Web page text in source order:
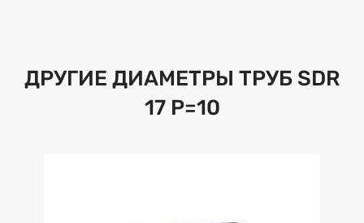
ДРУГИЕ ДИАМЕТРЫ ТРУБ SDR
17 Р=10